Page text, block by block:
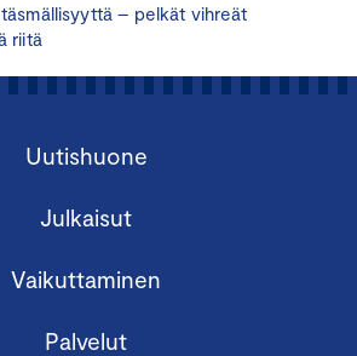
– pelkät vihreät
riitä
Uutishuone
Julkaisut
Vaikuttaminen
Palvelut